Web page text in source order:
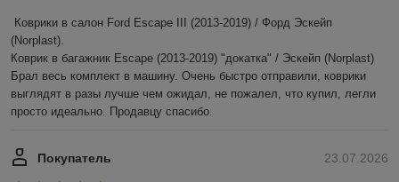
Коврики в салон Ford Escape III (2013-2019) / Форд Эскейп
(Norplast).
Коврик в багажник Escape (2013-2019) "докатка" / Эскейп (Norplast)
Брал весь комплект в машину. Очень быстро отправили, коврики
выглядят в разы лучше чем ожидал, не пожалел, что купил, легли
просто идеально. Продавцу спасибо.
23.07.2026
Покупатель